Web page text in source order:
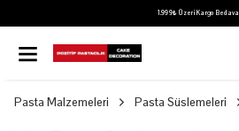
1.999₺ Üzeri Kargo Bedava
Pasta Malzemeleri Pasta Süslemeleri